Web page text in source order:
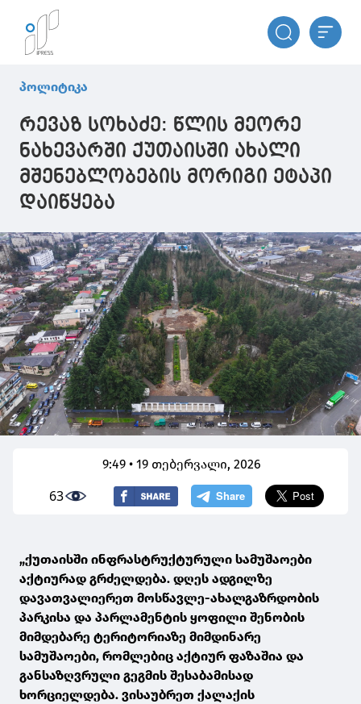
პოლიტიკა
რევაზ სოხაძე: წლის მეორე
ნახევარში ქუთაისში ახალი
მშენებლობების მორიგი ეტაპი
დაიწყება
9:49 • 19 თებერვალი, 2026
63
„ქუთაისში ინფრასტრუქტურული სამუშაოები
აქტიურად გრძელდება. დღეს ადგილზე
დავათვალიერეთ მოსწავლე-ახალგაზრდობის
პარკისა და პარლამენტის ყოფილი შენობის
მიმდებარე ტერიტორიაზე მიმდინარე
სამუშაოები, რომლებიც აქტიურ ფაზაშია და
განსაზღვრული გეგმის შესაბამისად
ხორციელდება. ვისაუბრეთ ქალაქის